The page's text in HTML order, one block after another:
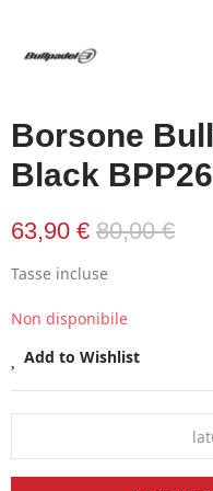
Borsone
Black
63,90 € 80,00 €
Tasse incluse
Non disponibile
Add to Wishlist